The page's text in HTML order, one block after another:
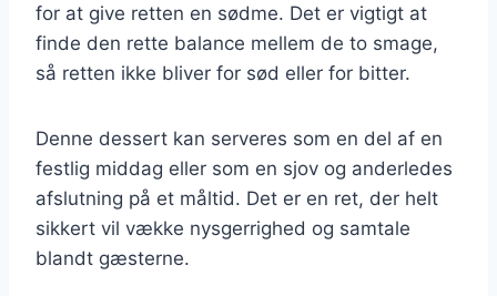
for at give retten en sødme. Det er vigtigt at
finde den rette balance mellem de to smage,
så retten ikke bliver for sød eller for bitter.
Denne dessert kan serveres som en del af en
festlig middag eller som en sjov og anderledes
afslutning på et måltid. Det er en ret, der helt
sikkert vil vække nysgerrighed og samtale
blandt gæsterne.